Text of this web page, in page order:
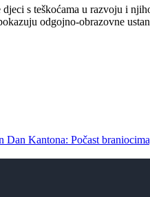
s teškoćama u razvoju i
odgojno-obrazovne
Dan Kantona: Počast